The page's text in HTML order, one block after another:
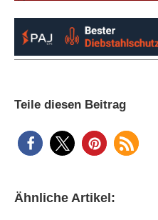
Teile diesen Beitrag
Ähnliche Artikel: